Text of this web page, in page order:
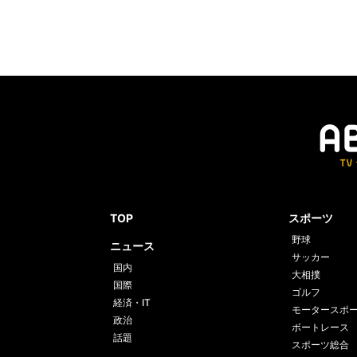
TOP
ニュース
国内
国際
経済・IT
政治
話題
スポーツ
野球
サッカー
大相撲
ゴルフ
モータースポ
ボートレース
スポーツ総合